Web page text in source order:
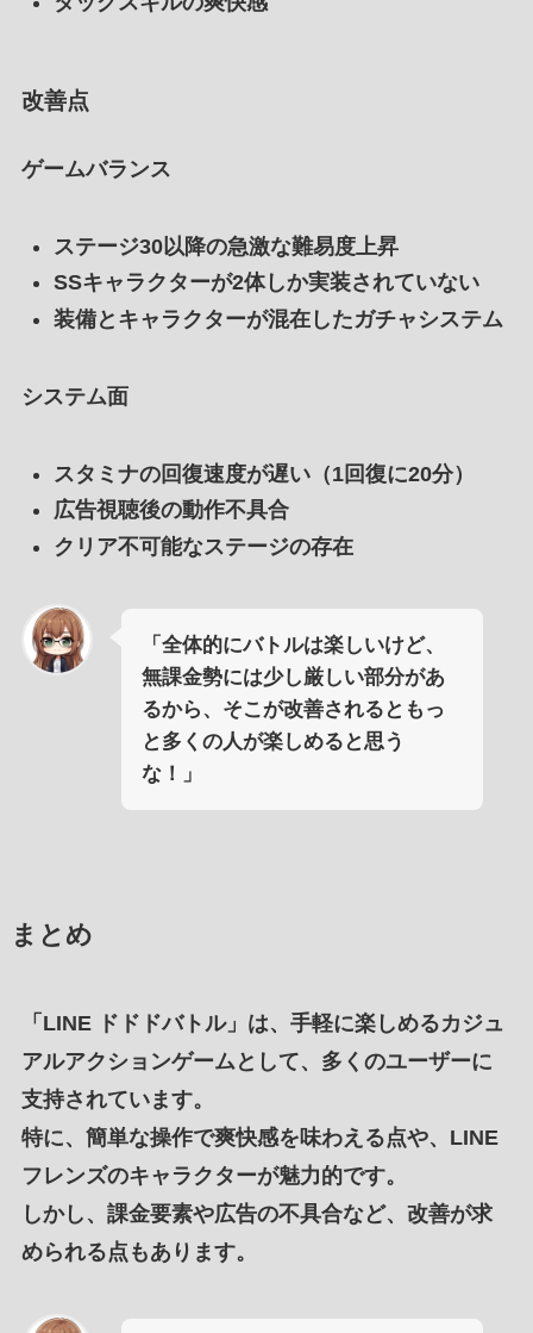
改善点
ゲームバランス
ステージ30以降の急激な難易度上昇
SSキャラクターが2体しか実装されていない
装備とキャラクターが混在したガチャシステム
システム面
スタミナの回復速度が遅い（1回復に20分）
広告視聴後の動作不具合
クリア不可能なステージの存在
「全体的にバトルは楽しいけど、
無課金勢には少し厳しい部分があ
るから、そこが改善されるともっ
と多くの人が楽しめると思う
な！」
まとめ
「 LINE ドドドバトル」は、 手軽に楽しめるカジュ
アルアクションゲームとして、 多くのユーザーに
支持されています。
特に、 簡単な操作で爽快感を味わえる点や、 LINE
フレンズのキャラクターが魅力的です。
しかし、 課金要素や広告の不具合など、 改善が求
められる点 もあります。